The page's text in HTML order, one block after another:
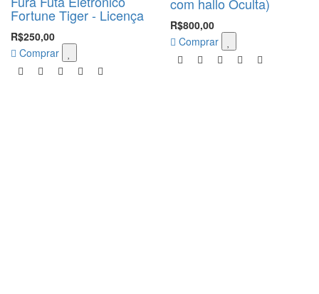
Fortune Tiger - Licença
R$250,00
Comprar
R$800,00
Comprar